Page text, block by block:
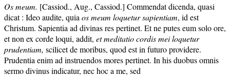
Os meum. [Cassiod., Aug., Cassiod.] Commendat dicenda, quasi
dicat : Ideo audite, quia os meum loquetur sapientiam, id est
Christum. Sapientia ad divinas res pertinet. Et ne putes eum solo ore,
et non ex corde loqui, addit, et meditatio cordis mei loquetur
prudentiam, scilicet de moribus, quod est in futuro providere.
Prudentia enim ad instruendos mores pertinet. In his duobus omnis
sermo divinus indicatur, nec hoc a me, sed